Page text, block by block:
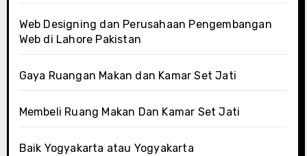
Web Designing dan Perusahaan Pengembangan
Web di Lahore Pakistan
Gaya Ruangan Makan dan Kamar Set Jati
Membeli Ruang Makan Dan Kamar Set Jati
Baik Yogyakarta atau Yogyakarta